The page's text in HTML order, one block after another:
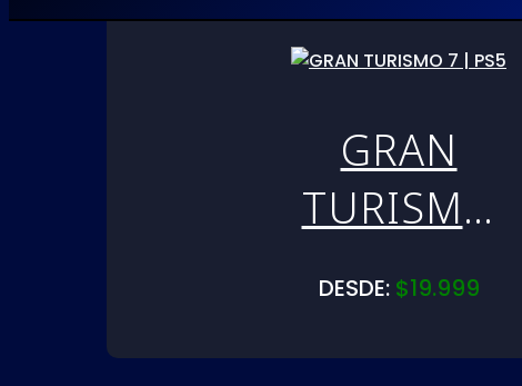
GRAN
TURISMO
7 | PS5
DESDE: $19.999